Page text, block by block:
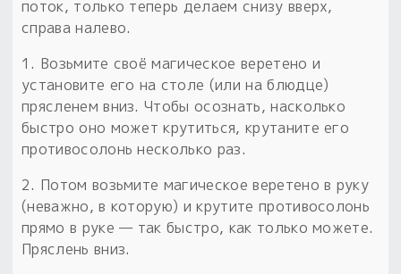
поток, только теперь делаем снизу вверх,
справа налево.
1. Возьмите своё магическое веретено и
установите его на столе (или на блюдце)
прясленем вниз. Чтобы осознать, насколько
быстро оно может крутиться, крутаните его
противосолонь несколько раз.
2. Потом возьмите магическое веретено в руку
(неважно, в которую) и крутите противосолонь
прямо в руке — так быстро, как только можете.
Пряслень вниз.